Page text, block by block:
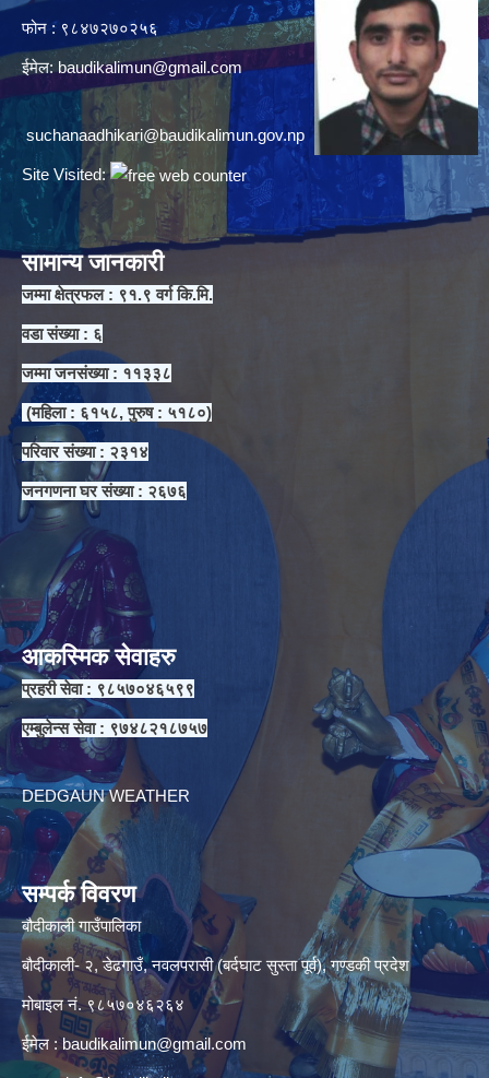
फोन : ९८४७२७०२५६
ईमेल: baudikalimun@gmail.com
suchanaadhikari@baudikalimun.gov.np
Site Visited:
सामान्य जानकारी
जम्मा क्षेत्रफल : ९१.९ वर्ग कि.मि.
वडा संख्या : ६
जम्मा जनसंख्या : ११३३८
(महिला : ६१५८, पुरुष : ५१८०)
परिवार संख्या : २३१४
जनगणना घर संख्या : २६७६
आकस्मिक सेवाहरु
प्रहरी सेवा : ९८५७०४६५९९
एम्बुलेन्स सेवा : ९७४८२१८७५७
DEDGAUN WEATHER
सम्पर्क विवरण
बौदीकाली गाउँपालिका
बौदीकाली- २, डेढगाउँ, नवलपरासी (बर्दघाट सुस्ता पूर्व), गण्डकी प्रदेश
मोबाइल नं. ९८५७०४६२६४
ईमेल : baudikalimun@gmail.com